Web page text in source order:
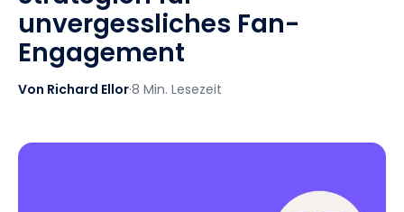
unvergessliches Fan-
Engagement
Von Richard Ellor·8 Min. Lesezeit